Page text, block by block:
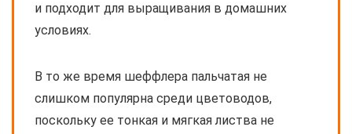
и подходит для выращивания в домашних
условиях.
В то же время шеффлера пальчатая не
слишком популярна среди цветоводов,
поскольку ее тонкая и мягкая листва не